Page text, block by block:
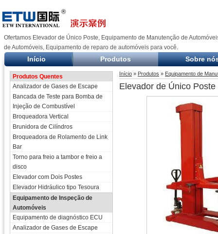
Ofertamos Elevador de Único Poste, Equipamento de Manutenção de
de Automóveis, Equipamento de reparo de automóveis para você.
Início Produtos Sobre
Produtos Quentes
Analizador de Gases de Escape
Bancada de Teste para Bomba de
Injeção de Combustível
Broqueadora Vertical
Brunidora de Cilíndros
Broqueadora de Rolamento de Link
Bar
Torno para freio a tambor e freio a
disco
Elevador com Dois Postes
Elevador Hidráulico tipo Tesoura
Equipamento de Inspeção de
Automóveis
Equipamento de diagnóstico ECU
Analizador de Gases de Escape
Início » Produtos » Equipamento de
Elevador de Único Poste